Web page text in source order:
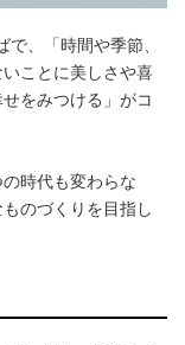
、「時間や季節、
ことに美しさや喜
をみつける」がコ
時代も変わらな
のづくりを目指し